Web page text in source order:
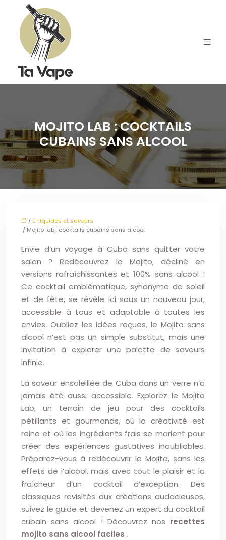
MOJITO LAB : COCKTAILS
CUBAINS SANS ALCOOL
/ E-liquides et saveurs
/ Mojito lab : cocktails cubains sans alcool
Envie d’un voyage à Cuba sans quitter votre
salon ? Redécouvrez le Mojito, décliné en
versions rafraîchissantes et 100% sans alcool !
Ce cocktail emblématique, synonyme de soleil
et de fête, se révèle ici sous un nouveau jour,
accessible à tous et adaptable à toutes les
envies. Oubliez les idées reçues, le Mojito sans
alcool n’est pas un simple substitut, mais une
invitation à explorer une palette de saveurs
infinie.
La saveur ensoleillée de Cuba dans un verre n’a
jamais été aussi accessible. Explorez le Mojito
Lab, un terrain de jeu pour des cocktails
pétillants et gourmands, où la créativité est
reine et où les ingrédients frais se marient pour
créer des expériences gustatives inoubliables.
Préparez-vous à redécouvrir le Mojito, sans les
effets de l’alcool, mais avec tout le plaisir et la
fraîcheur d’un cocktail d’exception. Des
classiques revisités aux créations audacieuses,
suivez le guide et devenez un expert du cocktail
cubain sans alcool ! Découvrez nos recettes
mojito sans alcool faciles .